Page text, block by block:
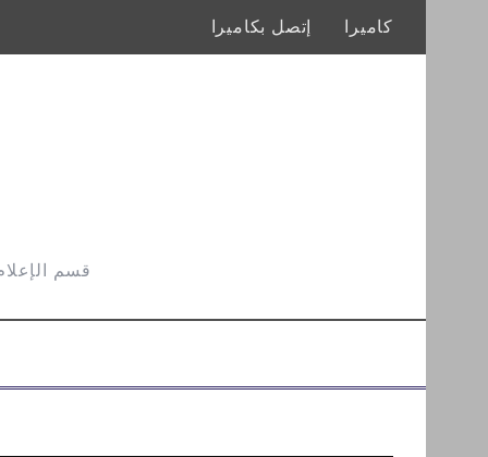
كاميرا إتصل بكاميرا
قسم